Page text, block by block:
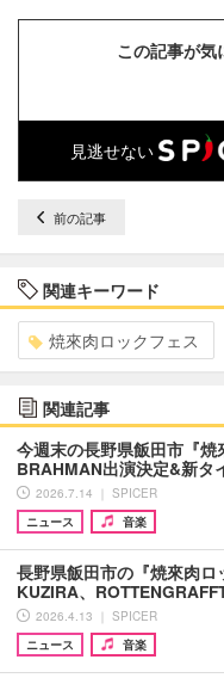
この記事が気
見逃せない
前の記事
関連キーワード
焼來肉ロックフェス
関連記事
今週末の長野県飯田市『
BRAHMAN出演決定&新タ
2026.7.14 ｜ SPICER
ニュース
音楽
長野県飯田市の『焼來肉
KUZIRA、
2026.4.13 ｜ SPICER
ニュース
音楽